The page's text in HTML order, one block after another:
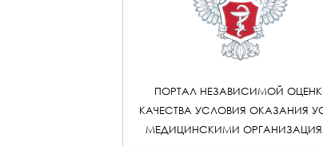
ПОРТАЛ НЕЗАВИСИМОЙ
КАЧЕСТВА УСЛОВИЯ ОКАЗАНИЯ
МЕДИЦИНСКИМИ